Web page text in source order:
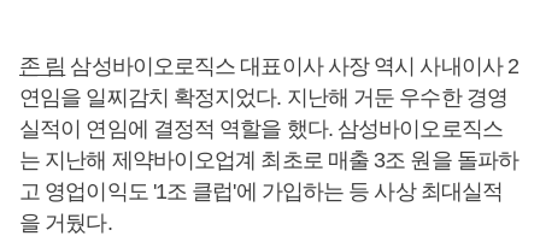
존 림 삼성바이오로직스 대표이사 사장 역시 사내이사 2
연임을 일찌감치 확정지었다. 지난해 거둔 우수한 경영
실적이 연임에 결정적 역할을 했다. 삼성바이오로직스
는 지난해 제약바이오업계 최초로 매출 3조 원을 돌파하
고 영업이익도 '1조 클럽'에 가입하는 등 사상 최대실적
을 거뒀다.